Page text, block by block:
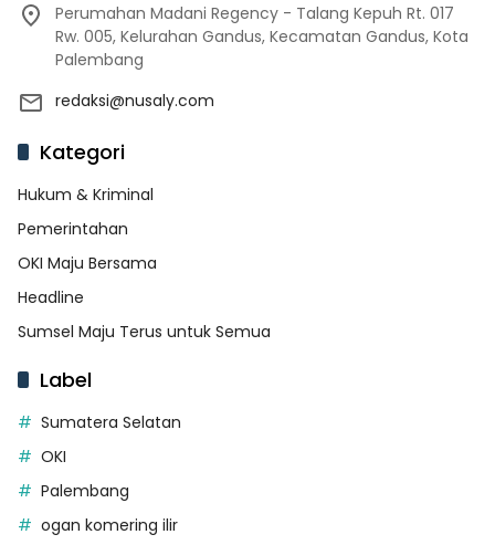
Perumahan Madani Regency - Talang Kepuh Rt. 017
Rw. 005, Kelurahan Gandus, Kecamatan Gandus, Kota
Palembang
redaksi@nusaly.com
Kategori
Hukum & Kriminal
Pemerintahan
OKI Maju Bersama
Headline
Sumsel Maju Terus untuk Semua
Label
Sumatera Selatan
OKI
Palembang
ogan komering ilir